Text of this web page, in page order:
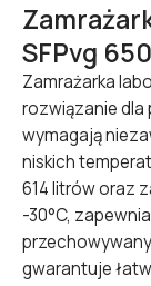
SFPvg
Zamrażarka
rozwiązanie
wymagają
niskich
614 litrów oraz
-30°C,
gwarantuje